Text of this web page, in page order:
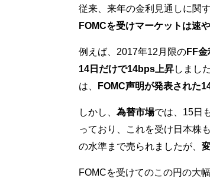
従来、来年の金利見通しに関
FOMCを受けマーケットは速
例えば、2017年12月限のFF
14日だけで14bps上昇しまし
は、
FOMC声明が発表された
しかし、 為替市場では、15日
っており、これを受け日本株
の水準まで売られましたが、
FOMCを受けてのこの円の大